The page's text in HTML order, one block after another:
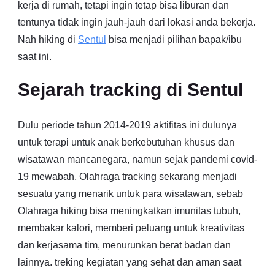
kerja di rumah, tetapi ingin tetap bisa liburan dan
tentunya tidak ingin jauh-jauh dari lokasi anda bekerja.
Nah hiking di Sentul
bisa menjadi pilihan bapak/ibu
saat ini.
Sejarah tracking di Sentul
Dulu periode tahun 2014-2019 aktifitas ini dulunya
untuk terapi untuk anak berkebutuhan khusus dan
wisatawan mancanegara, namun sejak pandemi covid-
19 mewabah, Olahraga tracking sekarang menjadi
sesuatu yang menarik untuk para wisatawan, sebab
Olahraga hiking bisa meningkatkan imunitas tubuh,
membakar kalori, memberi peluang untuk kreativitas
dan kerjasama tim, menurunkan berat badan dan
lainnya. treking kegiatan yang sehat dan aman saat